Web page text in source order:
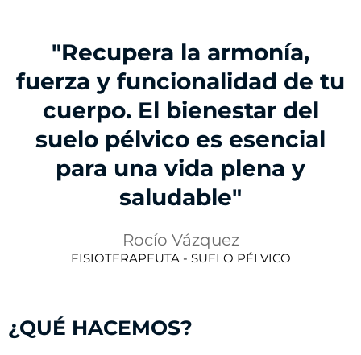
"Recupera la armonía,
fuerza y funcionalidad de tu
cuerpo. El bienestar del
suelo pélvico es esencial
para una vida plena y
saludable"
Rocío Vázquez
FISIOTERAPEUTA - SUELO PÉLVICO
¿QUÉ HACEMOS?